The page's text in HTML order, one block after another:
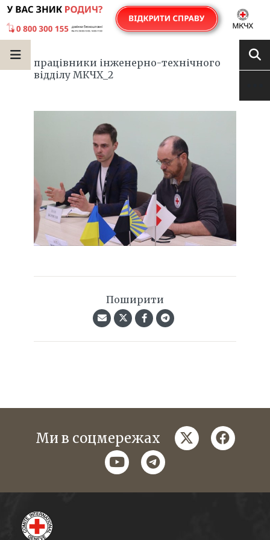
працівники інженерно-технічного
відділу МКЧХ_2
Поширити
Ми в соцмережах twitter
youtubetelegram